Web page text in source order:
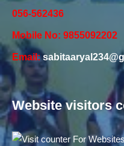
056-562436
Mobile No: 9855092202
Email:
Website visitors